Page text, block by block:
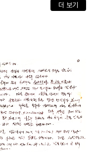
더 보기